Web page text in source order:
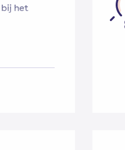
het
van het